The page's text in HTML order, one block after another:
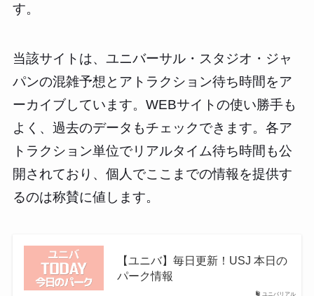
す。
当該サイトは、ユニバーサル・スタジオ・ジャ
パンの混雑予想とアトラクション待ち時間をア
ーカイブしています。WEBサイトの使い勝手も
よく、過去のデータもチェックできます。各ア
トラクション単位でリアルタイム待ち時間も公
開されており、個人でここまでの情報を提供す
るのは称賛に値します。
ユニバリアル
【ユニバ】毎日更新！USJ 本日の
パーク情報